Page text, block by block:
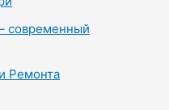
современный
Ремонта